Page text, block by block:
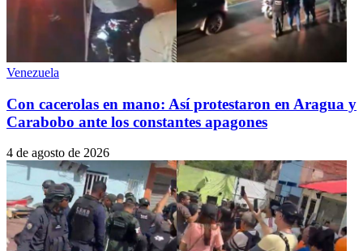
Venezuela
Con cacerolas en mano: Así protestaron en Aragua y
Carabobo ante los constantes apagones
4 de agosto de 2026